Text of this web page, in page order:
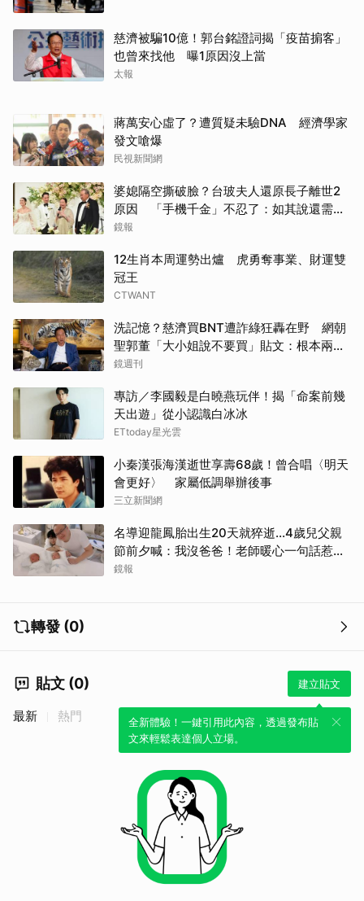
慈濟被騙10億！郭台銘證詞揭「疫苗掮客」
也曾來找他 曝1原因沒上當
太報
蔣萬安心虛了？遭質疑未驗DNA 經濟學家
發文嗆爆
民視新聞網
婆媳隔空撕破臉？台玻夫人還原長子離世2
原因 「手機千金」不忍了：如其說還需要
離開嗎？
鏡報
12生肖本周運勢出爐 虎勇奪事業、財運雙
冠王
CTWANT
洗記憶？慈濟買BNT遭詐綠狂轟在野 網朝
聖郭董「大小姐說不要買」貼文：根本兩碼
事
鏡週刊
專訪／李國毅是白曉燕玩伴！揭「命案前幾
天出遊」從小認識白冰冰
ETtoday星光雲
小秦漢張海漢逝世享壽68歲！曾合唱〈明天
會更好〉 家屬低調舉辦後事
三立新聞網
名導迎龍鳳胎出生20天就猝逝...4歲兒父親
節前夕喊：我沒爸爸！老師暖心一句話惹哭
遺孀
鏡報
轉發 (0)
貼文 (0) 建立貼文
全新體驗！一鍵引用此內容，透過發布貼
文來輕鬆表達個人立場。
最新 熱門
取消